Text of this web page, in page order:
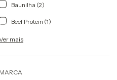
Baunilha (2)
Beef Protein (1)
mais
MARCA